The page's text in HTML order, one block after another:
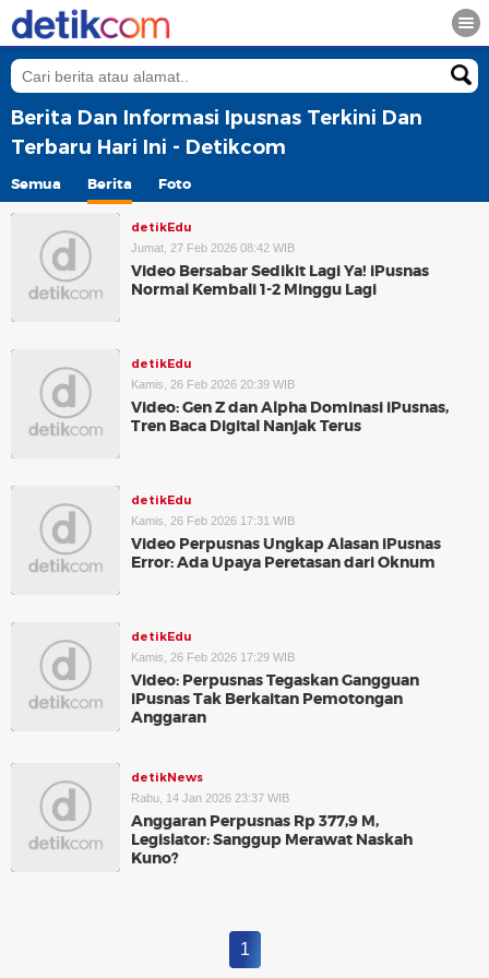
Berita Dan Informasi Ipusnas Terkini Dan
Terbaru Hari Ini - Detikcom
Semua Berita Foto
detikEdu
Jumat, 27 Feb 2026 08:42 WIB
Video Bersabar Sedikit Lagi Ya! iPusnas
Normal Kembali 1-2 Minggu Lagi
detikEdu
Kamis, 26 Feb 2026 20:39 WIB
Video: Gen Z dan Alpha Dominasi iPusnas,
Tren Baca Digital Nanjak Terus
detikEdu
Kamis, 26 Feb 2026 17:31 WIB
Video Perpusnas Ungkap Alasan iPusnas
Error: Ada Upaya Peretasan dari Oknum
detikEdu
Kamis, 26 Feb 2026 17:29 WIB
Video: Perpusnas Tegaskan Gangguan
iPusnas Tak Berkaitan Pemotongan
Anggaran
detikNews
Rabu, 14 Jan 2026 23:37 WIB
Anggaran Perpusnas Rp 377,9 M,
Legislator: Sanggup Merawat Naskah
Kuno?
1